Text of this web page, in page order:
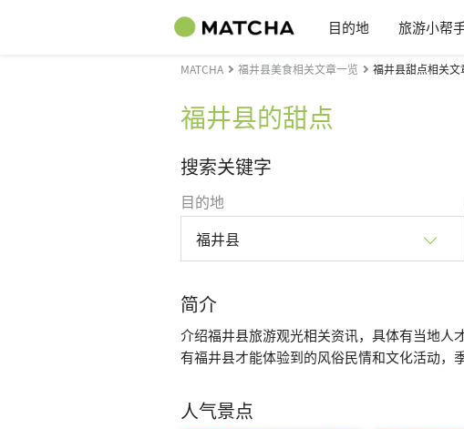
目的地 旅游小帮
MATCHA 福井县美食相关文章一览 福井县甜点相关文
福井县的甜点
搜索关键字
目的地
福井县
简介
介绍福井县旅游观光相关资讯，具体有当地人
有福井县才能体验到的风俗民情和文化活动，
人气景点